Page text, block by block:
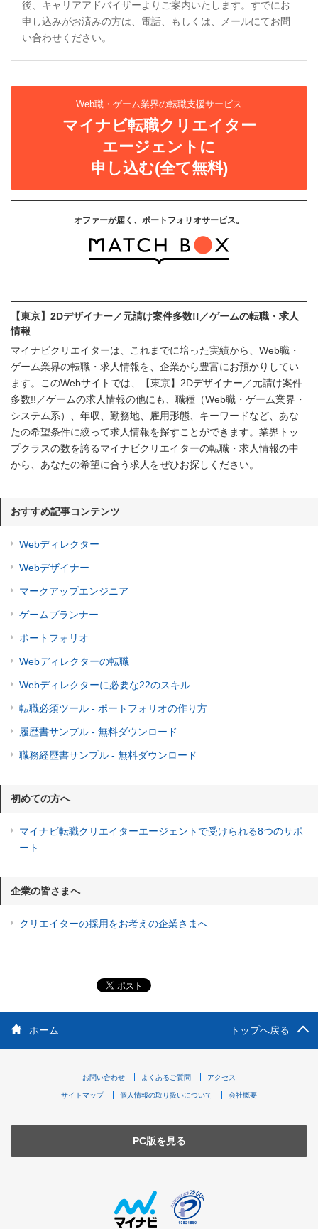
後、キャリアアドバイザーよりご案内いたします。すでにお
申し込みがお済みの方は、電話、もしくは、メールにてお問
い合わせください。
Web職・ゲーム業界の転職支援サービス
マイナビ転職クリエイター
エージェントに
申し込む(全て無料)
オファーが届く、ポートフォリオサービス。
【東京】2Dデザイナー／元請け案件多数!!／ゲームの転職・求人
情報
マイナビクリエイターは、これまでに培った実績から、Web職・
ゲーム業界の転職・求人情報を、企業から豊富にお預かりしてい
ます。このWebサイトでは、【東京】2Dデザイナー／元請け案件
多数!!／ゲームの求人情報の他にも、職種（Web職・ゲーム業界・
システム系）、年収、勤務地、雇用形態、キーワードなど、あな
たの希望条件に絞って求人情報を探すことができます。業界トッ
プクラスの数を誇るマイナビクリエイターの転職・求人情報の中
から、あなたの希望に合う求人をぜひお探しください。
おすすめ記事コンテンツ
Webディレクター
Webデザイナー
マークアップエンジニア
ゲームプランナー
ポートフォリオ
Webディレクターの転職
Webディレクターに必要な22のスキル
転職必須ツール - ポートフォリオの作り方
履歴書サンプル - 無料ダウンロード
職務経歴書サンプル - 無料ダウンロード
初めての方へ
マイナビ転職クリエイターエージェントで受けられる8つのサポ
ート
企業の皆さまへ
クリエイターの採用をお考えの企業さまへ
ホーム トップへ戻る
お問い合わせ よくあるご質問 アクセス
サイトマップ 個人情報の取り扱いについて 会社概要
PC版を見る